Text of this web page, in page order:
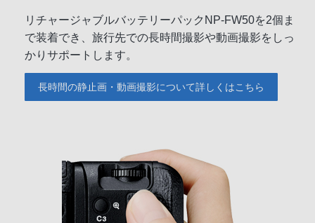
リチャージャブルバッテリーパックNP-FW50を2個ま
で装着でき、旅行先での長時間撮影や動画撮影をしっ
かりサポートします。
長時間の静止画・動画撮影について詳しくはこちら